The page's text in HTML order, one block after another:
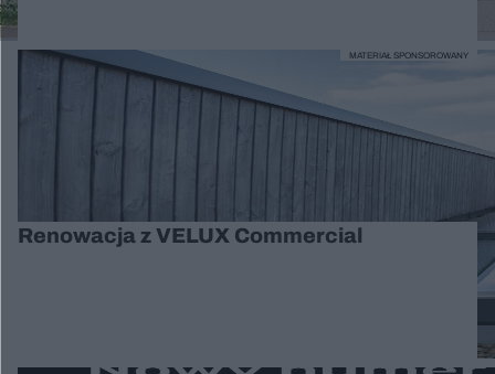
Renowacja z VELUX Commercial
MATERIAŁ SPONSOROWANY